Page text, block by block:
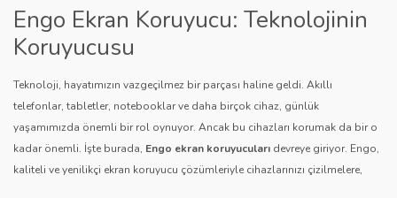
Bu ürüne benzer farklı alternatifler olmalı.
Gönder
Engo Ekran Koruyucu: Teknolojinin
Koruyucusu
Teknoloji, hayatımızın vazgeçilmez bir parçası haline geldi. Akıllı
telefonlar, tabletler, notebooklar ve daha birçok cihaz, günlük
yaşamımızda önemli bir rol oynuyor. Ancak bu cihazları korumak da bir o
kadar önemli. İşte burada, Engo ekran koruyucuları devreye giriyor. Engo,
kaliteli ve yenilikçi ekran koruyucu çözümleriyle cihazlarınızı çizilmelere,